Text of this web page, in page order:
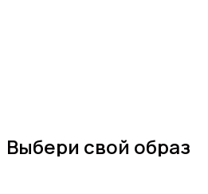
Выбери свой образ